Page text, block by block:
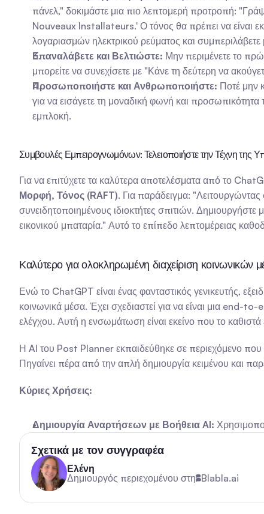
πάνελ," δοκιμάστε μια πιο λεπτομερή προτροπή:
Nouveaux Installateurs.' Ο τόνος θα πρέπει να είναι
λογαριασμών ηλεκτρικού ρεύματος και
Επαναλάβετε και Βελτιώστε: Μην περιμένετε το
μπορείτε να συνεχίσετε με "Κάνε τη δεύτερη να
Προσωποποιήστε και Ανθρωποποιήστε: Ποτέ μην
για να εισάγετε τη μοναδική φωνή και
εμπλοκή.
Συμβουλές Εμπειρογνωμόνων: Τελειοποιήστε την Τέχνη της
Για να επιτύχετε τα καλύτερα αποτελέσματα από το
Μορφή, Τόνος (RAFT). Για παράδειγμα: "Λειτουργώντας
συνειδητοποιημένους ιδιοκτήτες σπιτιών.
εικονικού μπαταρία." Αυτό το επίπεδο λεπτομέρειας
Καλύτερο για ολοκληρωμένη διαχείριση
Ενώ το ChatGPT είναι ένας φανταστικός γενικευτής,
κοινωνικά μέσα. Έχει σχεδιαστεί για να είναι μια end-
ελέγχου. Αυτή η ενσωμάτωση είναι εκείνο που το
Η AI του Post Planner εκπαιδεύθηκε σε περιεχόμενο που
Πηγαίνει πέρα από την απλή δημιουργία κειμένου και
Κύριες Χρήσεις:
Δημιουργία Αναρτήσεων με Βοήθεια AI:
Σχετικά με τον συγγραφέα
Ελένη
Δημιουργός περιεχομένου στη Blabla.ai